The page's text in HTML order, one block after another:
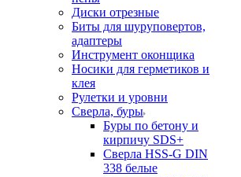
Диски отрезные
Биты для шуруповертов,
адаптеры
Инструмент оконщика
Носики для герметиков и
клея
Рулетки и уровни
Сверла, буры
Буры по бетону и
кирпичу SDS+
Сверла HSS-G DIN
338 белые